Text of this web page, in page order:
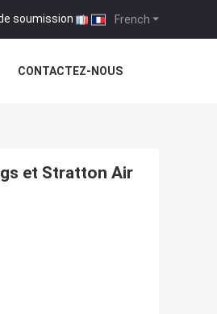
French
soumission |
CONTACTEZ-NOUS
et Stratton Air